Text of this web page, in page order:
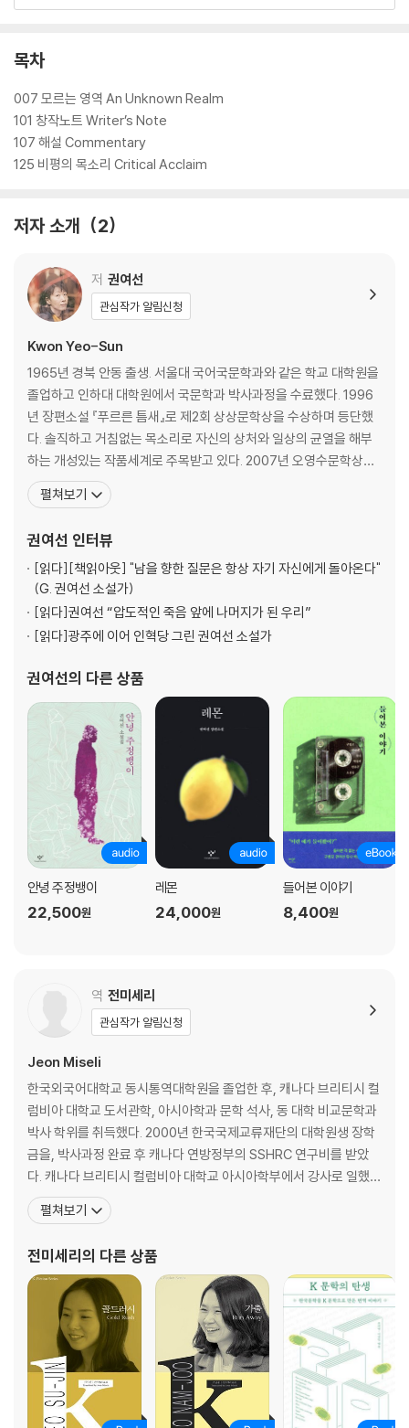
짧은 봄날의 시간 안에서 보여주면서 ‘이해와 오해’ 혹은 ‘근본적 무지(無
제는 그 영역 속으로 한발 한발 진입하는 권여선 소설의 예민한 촉수와 리
목차
007 모르는 영역 An Unknown Realm
101 창작노트 Writer’s Note
107 해설 Commentary
125 비평의 목소리 Critical Acclaim
저자 소개 2
저 권여선
관심작가 알림신청
Kwon Yeo-Sun
1965년 경북 안동 출생. 서울대 국어국문학과와 같은 학교 대학원을
졸업하고 인하대 대학원에서 국문학과 박사과정을 수료했다. 1996
년 장편소설 『푸르른 틈새』로 제2회 상상문학상을 수상하며 등단했
다. 솔직하고 거침없는 목소리로 자신의 상처와 일상의 균열을 해부
하는 개성있는 작품세계로 주목받고 있다. 2007년 오영수문학상을
수상했다. 2008년도 제32회 이상문학상 수상작인 '사랑을 믿다'는
남녀의 사랑에 대한 감정과 그 기복을 두 겹의 이야기 속에 감추어 묘
절』, 『내 정원의 붉은 열매』, 『비자나무 숲』
펼쳐보기
권여선 인터뷰
[읽다][책읽아웃] "남을 향한 질문은 항상 자기 자신에게 돌아온다"
(G. 권여선 소설가)
[읽다]권여선 “압도적인 죽음 앞에 나머지가 된 우리”
[읽다]광주에 이어 인혁당 그린 권여선 소설가
권여선의 다른 상품
안녕 주정뱅이
22,500원
레몬
24,000원
들어본 이야기
8,400원
역 전미세리
관심작가 알림신청
Jeon Miseli
한국외국어대학교 동시통역대학원을 졸업한 후, 캐나다 브리티시 컬
럼비아 대학교 도서관학, 아시아학과 문학 석사, 동 대학 비교문학과
박사 학위를 취득했다. 2000년 한국국제교류재단의 대학원생 장학
금을, 박사과정 완료 후 캐나다 연방정부의 SSHRC 연구비를 받았
다. 캐나다 브리티시 컬럼비아 대학교 아시아학부에서 강사로 일했
고, UBC 아시아 도서관에서 참고 사서로 일했다. 오정희의 단편 「직
녀」, 서수진의 『골드러시 Gold Rush』 등을 번역했다. Jeon gradua
tio
펼쳐보기
전미세리 의 다른 상품